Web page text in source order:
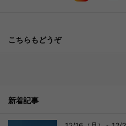
こちらもどうぞ
新着記事